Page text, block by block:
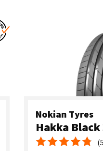
Nokian Tyres
Hakka Black